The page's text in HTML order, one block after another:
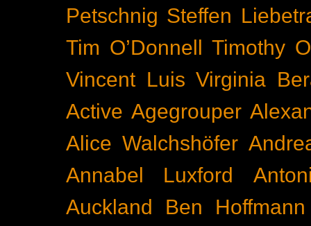
Petschnig Steffen
Tim O’Donnell Timothy
Vincent Luis Virginia
Active Agegrouper
Alice Walchshöfer
Annabel Luxford
Auckland
Ben Hoffmann